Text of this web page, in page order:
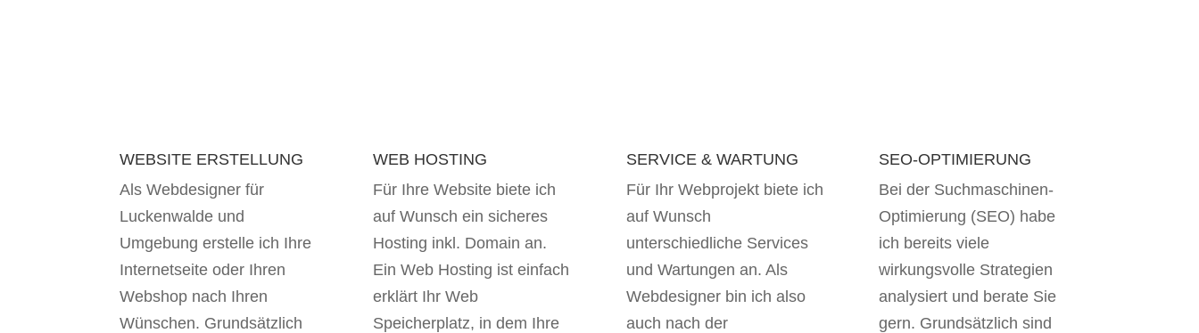
WEBSITE ERSTELLUNG
Als Webdesigner für
Luckenwalde und
Umgebung erstelle ich Ihre
Internetseite oder Ihren
Webshop nach Ihren
Wünschen. Grundsätzlich
WEB HOSTING
Für Ihre Website biete ich
auf Wunsch ein sicheres
Hosting inkl. Domain an.
Ein Web Hosting ist einfach
erklärt Ihr Web
Speicherplatz, in dem Ihre
SERVICE & WARTUNG
Für Ihr Webprojekt biete ich
auf Wunsch
unterschiedliche Services
und Wartungen an. Als
Webdesigner bin ich also
auch nach der
SEO-OPTIMIERUNG
Bei der Suchmaschinen-
Optimierung (SEO) habe
ich bereits viele
wirkungsvolle Strategien
analysiert und berate Sie
gern. Grundsätzlich sind